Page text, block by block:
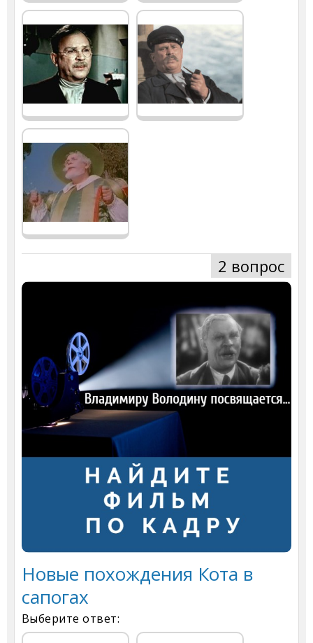
2 вопрос
Новые похождения Кота в
сапогах
Выберите ответ: